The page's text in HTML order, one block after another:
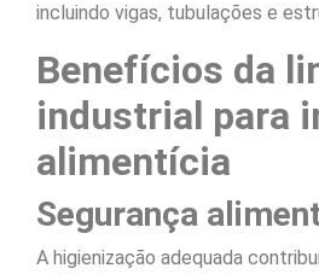
incluindo vigas, tubulações e
Benefícios da
industrial para
alimentícia
Segurança
A higienização adequada